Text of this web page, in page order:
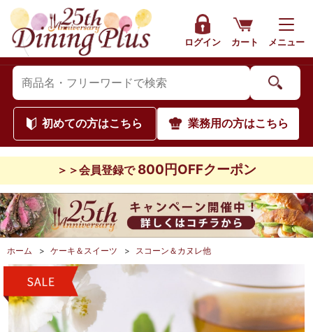
ログイン カート メニュー
初めての方はこちら 業務用の方はこちら
＞＞会員登録で 800円OFFクーポン
ホーム > ケーキ＆スイーツ > スコーン＆カヌレ他